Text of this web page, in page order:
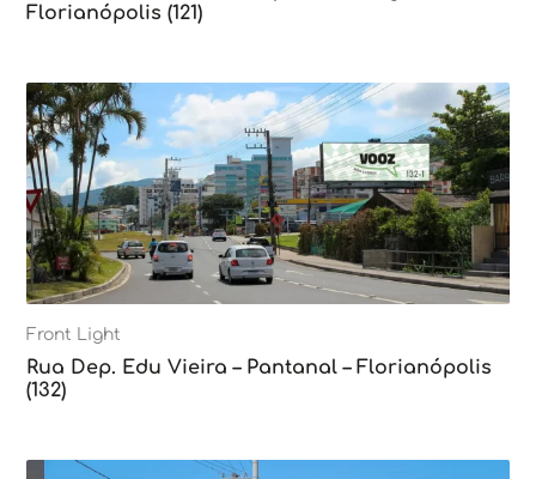
Florianópolis (121)
Front Light
Rua Dep. Edu Vieira – Pantanal – Florianópolis
(132)